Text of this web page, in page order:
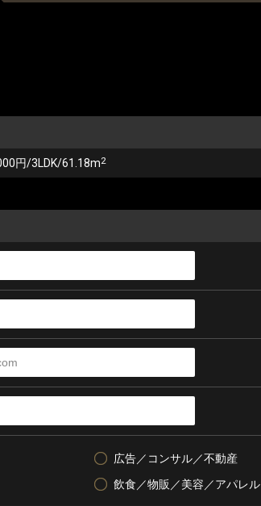
円/3LDK/61.18m2
広告／コンサル／不動産
飲食／物販／美容／アパレル